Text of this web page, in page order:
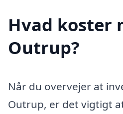
Hvad koster
Outrup?
Når du overvejer at
Outrup, er det vigtigt